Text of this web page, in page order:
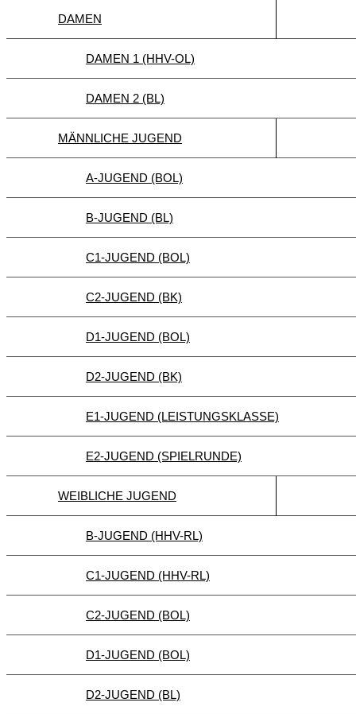
DAMEN
DAMEN 1 (HHV-OL)
DAMEN 2 (BL)
MÄNNLICHE JUGEND
A-JUGEND (BOL)
B-JUGEND (BL)
C1-JUGEND (BOL)
C2-JUGEND (BK)
D1-JUGEND (BOL)
D2-JUGEND (BK)
E1-JUGEND (LEISTUNGSKLASSE)
E2-JUGEND (SPIELRUNDE)
WEIBLICHE JUGEND
B-JUGEND (HHV-RL)
C1-JUGEND (HHV-RL)
C2-JUGEND (BOL)
D1-JUGEND (BOL)
D2-JUGEND (BL)